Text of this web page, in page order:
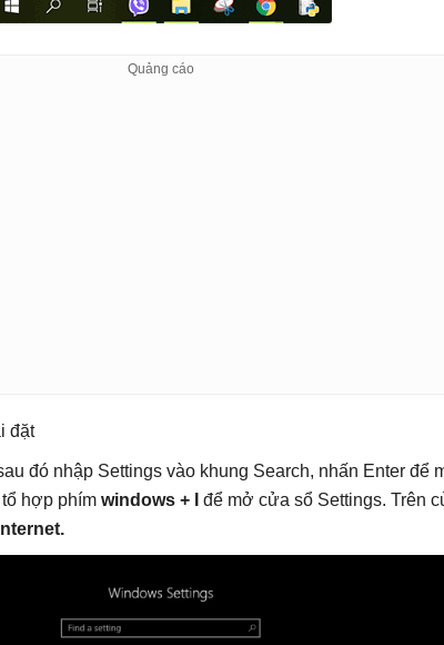
đặt
đó nhập Settings vào khung Search, nhấn Enter để
hợp phím windows + I
để mở cửa sổ Settings. Trên